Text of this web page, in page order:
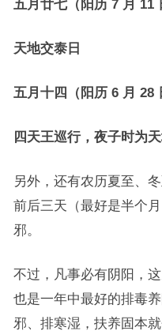
五月廿七（阳历 7 月 11
天地交泰日
五月十四（阳历 6 月 28
四天王巡行，夜子时为天
另外，还有农历夏至、
前后三天（最好是半个
邪。
不过，凡事必有阴阳，
也是一年中最好的排毒
邪、排寒湿，扶养固本